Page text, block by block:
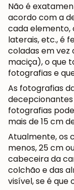
Não é
acordo com a
cada elemento,
laterais, etc., é
coladas em vez
maciça), o que
fotografias e
As fotografias
fotografias
mais de 15 cm
Atualmente, os
menos, 25 cm
cabeceira da
colchão e das
visível, se é que